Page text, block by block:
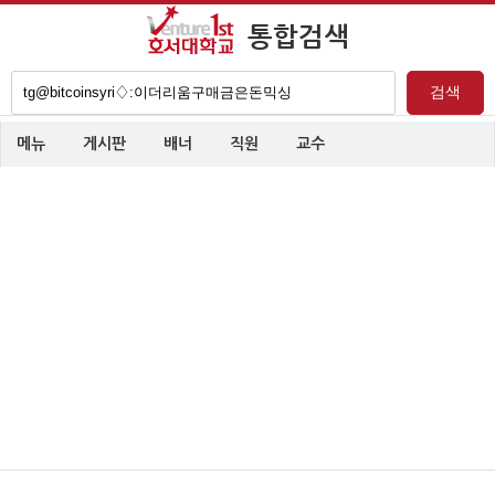
통합검색
검색
메뉴 게시판 배너 직원 교수